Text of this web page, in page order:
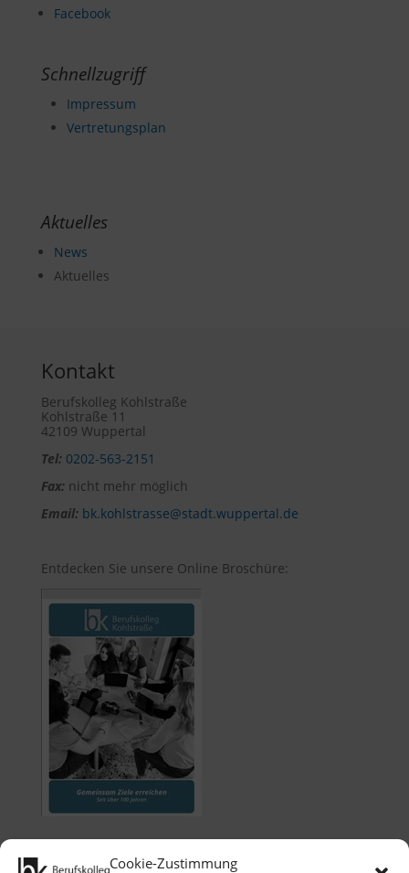
Cookie-Zustimmung
Facebook
Schnellzugriff
Impressum
Vertretungsplan
Aktuelles
News
Aktuelles
Kontakt
Berufskolleg Kohlstraße
Kohlstraße 11
42109 Wuppertal
Tel: 0202-563-2151
Fax:nicht mehr möglich
Email: bk.kohlstrasse@stadt.wuppertal.de
Entdecken Sie unsere Online Broschüre: